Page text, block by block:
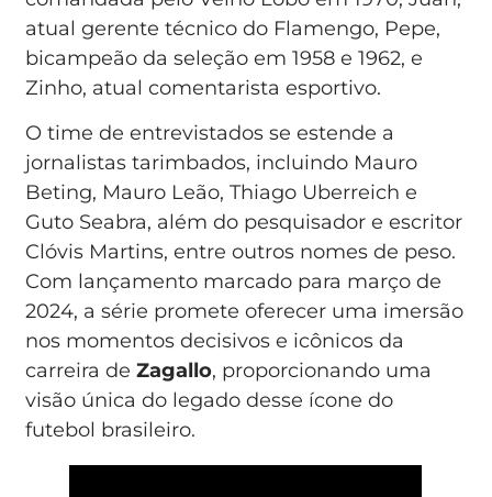
atual gerente técnico do Flamengo, Pepe,
bicampeão da seleção em 1958 e 1962, e
Zinho, atual comentarista esportivo.
O time de entrevistados se estende a
jornalistas tarimbados, incluindo Mauro
Beting, Mauro Leão, Thiago Uberreich e
Guto Seabra, além do pesquisador e escritor
Clóvis Martins, entre outros nomes de peso.
Com lançamento marcado para março de
2024, a série promete oferecer uma imersão
nos momentos decisivos e icônicos da
carreira deZagallo, proporcionando uma
visão única do legado desse ícone do
futebol brasileiro.